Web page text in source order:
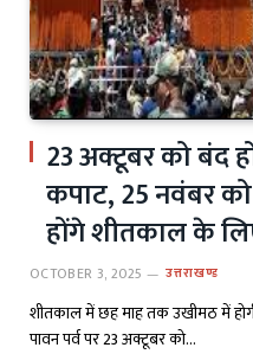
23 अक्टूबर को बंद
कपाट, 25 नवंबर
होंगे शीतकाल के
OCTOBER 3, 2025 उत्तराखण्ड
शीतकाल में छह माह तक उखीमठ में होगी
पावन पर्व पर 23 अक्टूबर को…